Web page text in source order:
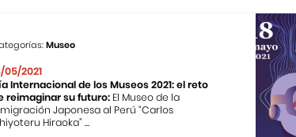
Museo
05/2021
Internacional de los Museos 2021: el reto
reimaginar su futuro: El Museo de la
Japonesa al Perú “Carlos
Hiraoka” ...